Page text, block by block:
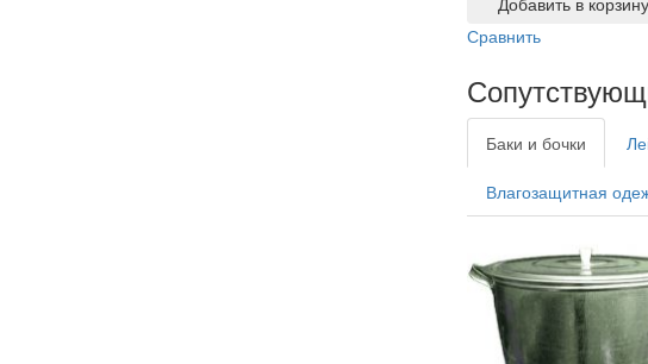
Сравнить
Баки и бочки
Влагозащитная